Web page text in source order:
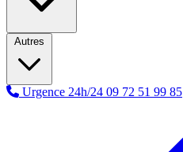
Autres
Urgence 24h/24 09 72 51 99 85